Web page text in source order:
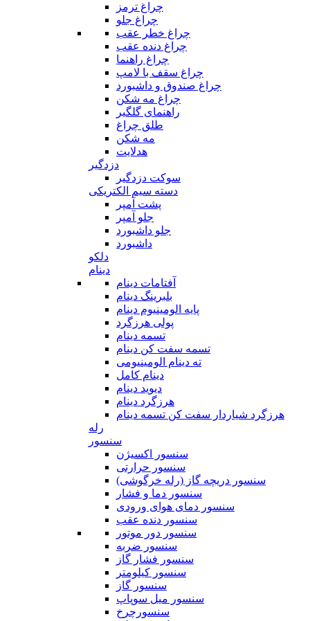
چراغ ترمز
چراغ جلو
چراغ خطر عقب
چراغ دنده عقب
چراغ راهنما
چراغ سقف با لامپ
چراغ صندوق و داشبورد
چراغ مه شکن
راهنمای گلگیر
طلق چراغ
مه شکن
هدلایت
دزدگیر
سوکت دزدگیر
دسته سیم الکتریکی
پشت آمپر
جلو آمپر
جلو داشبورد
داشبورد
دلکو
دینام
آفتامات دینام
بلبرینگ دینام
پایه الومینیوم دینام
پولی هرزگرد
تسمه دینام
تسمه سفت کن دینام
ته دینام الومینیومی
دینام کامل
دیوید دینام
هرزگرد دینام
هرزگرد شیاردار سفت کن تسمه دینام
رله
سنسور
سنسور اکسیژن
سنسور حرارتی
سنسور دریچه گاز (رله خرگوشی)
سنسور دما و فشار
سنسور دمای هوای ورودی
سنسور دنده عقب
سنسور دور موتور
سنسور ضربه
سنسور فشار گاز
سنسور کیلومتر
سنسور گاز
سنسور میل سوپاپ
سنسورچرخ